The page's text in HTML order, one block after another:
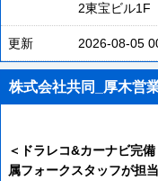
2東宝ビル1F
更新 2026-08-05
株式会社共同_厚木営
＜ドラレコ&カーナビ完
属フォークスタッフが担